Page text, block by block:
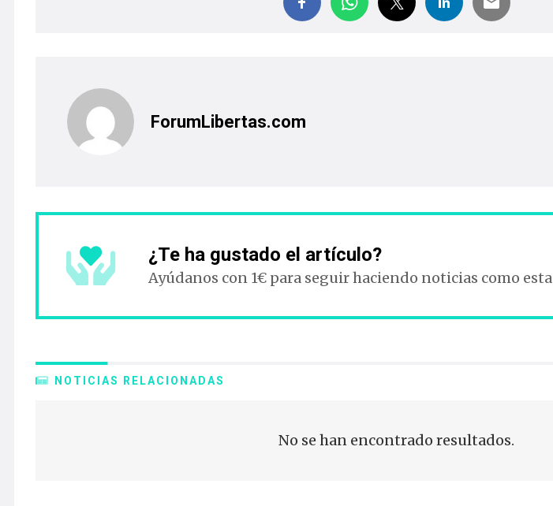
ForumLibertas.com
¿Te ha gustado el artículo?
Ayúdanos con 1€ para seguir haciendo noticias como esta
NOTICIAS RELACIONADAS
No se han encontrado resultados.